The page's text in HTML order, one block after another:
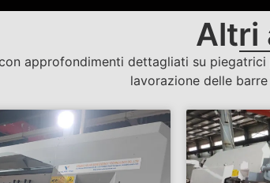
Altri
approfondimenti dettagliati su
lavorazione delle